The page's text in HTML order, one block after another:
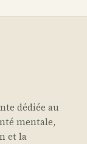
dédiée au
mentale,
et la